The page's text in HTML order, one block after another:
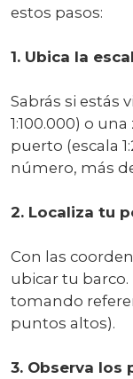
estos pasos:
1. Ubica la
Sabrás si estás
1:100.000) o
puerto (escala
número, más
2. Localiza tu
Con las
ubicar tu
tomando
puntos altos).
3. Observa los